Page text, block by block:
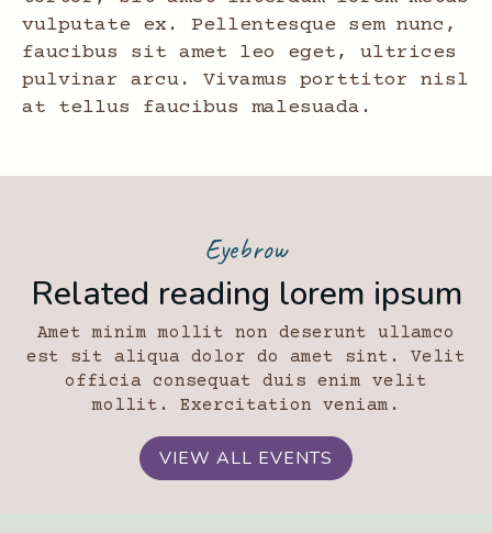
vulputate ex. Pellentesque sem nunc,
faucibus sit amet leo eget, ultrices
pulvinar arcu. Vivamus porttitor nisl
at tellus faucibus malesuada.
Eyebrow
Related reading lorem ipsum
Amet minim mollit non deserunt ullamco
est sit aliqua dolor do amet sint. Velit
officia consequat duis enim velit
mollit. Exercitation veniam.
VIEW ALL EVENTS